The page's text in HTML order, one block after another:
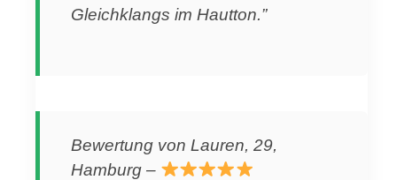
Gleichklangs im Hautton.”
Bewertung von Lauren, 29,
Hamburg –